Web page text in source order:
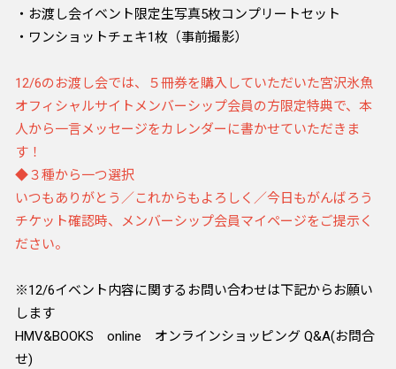
・お渡し会イベント限定生写真5枚コンプリートセット
・ワンショットチェキ1枚（事前撮影）
12/6のお渡し会では、５冊券を購入していただいた宮沢氷魚
オフィシャルサイトメンバーシップ会員の方限定特典で、本
人から一言メッセージをカレンダーに書かせていただきま
す！
◆３種から一つ選択
いつもありがとう／これからもよろしく／今日もがんばろう
チケット確認時、メンバーシップ会員マイページをご提示く
ださい。
※12/6イベント内容に関するお問い合わせは下記からお願い
します
HMV&BOOKS online オンラインショッピング Q&A(お問合
せ)